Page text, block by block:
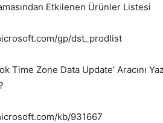
Etkilenen Ürünler Listesi
gp/dst_prodlist
Time Zone Data Update’ Aracını
kb/931667